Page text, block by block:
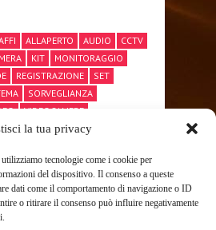
la tua privacy
tecnologie come i cookie per
del dispositivo. Il consenso a queste
dati come il comportamento di navigazione o ID
o ritirare il consenso può influire negativamente
ALLAPERTO AUDIO
CCTV
KIT
MONITORAGGIO
REGISTRAZIONE
SET
SORVEGLIANZA
VIDEOCAMERE
VISION